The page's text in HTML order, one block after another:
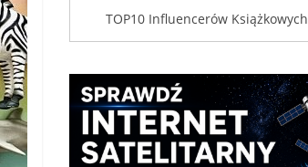
TOP10 Influencerów Książkowych